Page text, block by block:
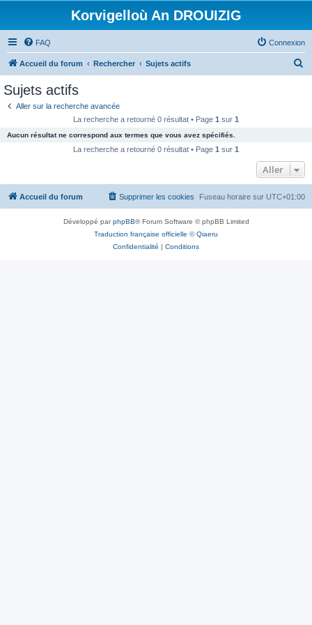
Korvigelloù An DROUIZIG
FAQ Connexion
Accueil du forum Rechercher Sujets actifs
c
e
Sujets actifs
Aller sur la recherche avancée
La recherche a retourné 0 résultat • Page 1 sur 1
Aucun résultat ne correspond aux termes que vous avez spécifiés.
La recherche a retourné 0 résultat • Page 1 sur 1
Aller
Accueil du forum Fuseau horaire sur UTC+01:00
Supprimer les cookies
Développé parphpBB® Forum Software © phpBB Limited
Traduction française officielle ©Qiaeru
Confidentialité | Conditions